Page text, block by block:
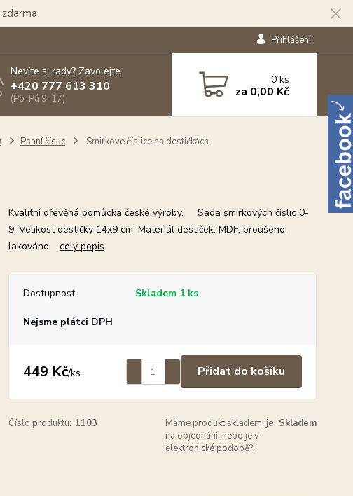
Přihlášení
Nevíte si rady? Zavolejte.
+420 777 613 310
(Po-Pá 9-17)
0ks
za 0,00 Kč
Psaní číslic Smirkové číslice na destičkách
Kvalitní dřevěná pomůcka české výroby. Sada smirkových číslic 0-
9. Velikost destičky 14x9 cm. Materiál destiček: MDF, broušeno,
lakováno. celý popis
Dostupnost Skladem 1 ks
Nejsme plátci DPH
449 Kč/ks Přidat do košíku
Číslo produktu: 1103
Máme produkt skladem, je
na objednání, nebo je v
elektronické podobě?:
Skladem